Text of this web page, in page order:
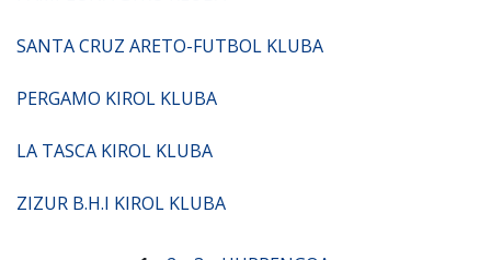
SANTA CRUZ ARETO-FUTBOL KLUBA
PERGAMO KIROL KLUBA
LA TASCA KIROL KLUBA
ZIZUR B.H.I KIROL KLUBA